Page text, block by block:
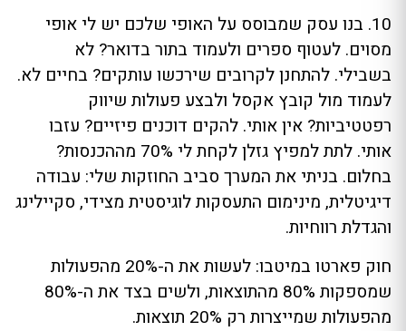
10. בנו עסק שמבוסס על האופי שלכם יש לי אופי
מסוים. לעטוף ספרים ולעמוד בתור בדואר? לא
בשבילי. להתחנן לקרובים שירכשו עותקים? בחיים לא.
לעמוד מול קובץ אקסל ולבצע פעולות שיווק
רפטטיביות? אין אותי. להקים דוכנים פיזיים? עזבו
אותי. לתת למפיץ גזלן לקחת לי 70% מההכנסות?
בחלום. בניתי את המערך סביב החוזקות שלי: עבודה
דיגיטלית, מינימום התעסקות לוגיסטית מצידי, סקיילינג
והגדלת רווחיות.
חוק פארטו במיטבו: לעשות את ה-20% מהפעולות
שמספקות 80% מהתוצאות, ולשים בצד את ה-80%
מהפעולות שמייצרות רק 20% תוצאות.